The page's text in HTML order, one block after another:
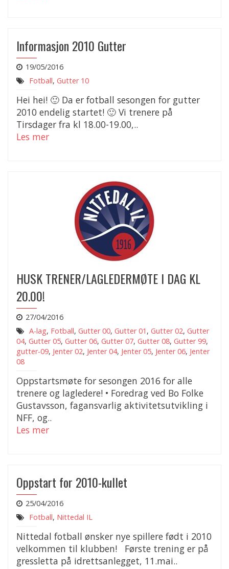
Informasjon 2010 Gutter
19/05/2016
Fotball, Gutter 10
Hei hei! 🙂 Da er fotball sesongen for gutter
2010 endelig startet! 🙂 Vi trenere på
Tirsdager fra kl 18.00-19.00,..
Les mer
HUSK TRENER/LAGLEDERMØTE I DAG KL
20.00!
27/04/2016
A-lag, Fotball, Gutter 00, Gutter 01 , Gutter 02, Gutter
04, Gutter 05, Gutter 06, Gutter 07, Gutter 08, Gutter 99,
gutter-09, Jenter 02, Jenter 04, Jenter 05, Jenter 06, Jenter
08
Oppstartsmøte for sesongen 2016 for alle
trenere og lagledere! • Foredrag ved Bo Folke
Gustavsson, fagansvarlig aktivitetsutvikling i
NFF, og..
Les mer
Oppstart for 2010-kullet
25/04/2016
Fotball, Nittedal IL
Nittedal fotball ønsker nye spillere født i 2010
velkommen til klubben! Første trening er på
gressletta på idrettsanlegget, 11.mai..